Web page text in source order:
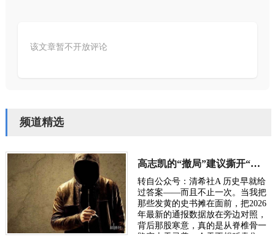
该文章暂不开放评论
频道精选
高志凯的“撤局”建议撕开“以夷灭华”的百年剧本
转自公众号：清希社A 历史早就给
过答案——而且不止一次。当我把
那些发黄的史书摊在面前，把2026
年最新的通报数据放在旁边对照，
背后那股寒意，真的是从脊椎骨一
路窜上天灵盖。今天不想贩卖焦